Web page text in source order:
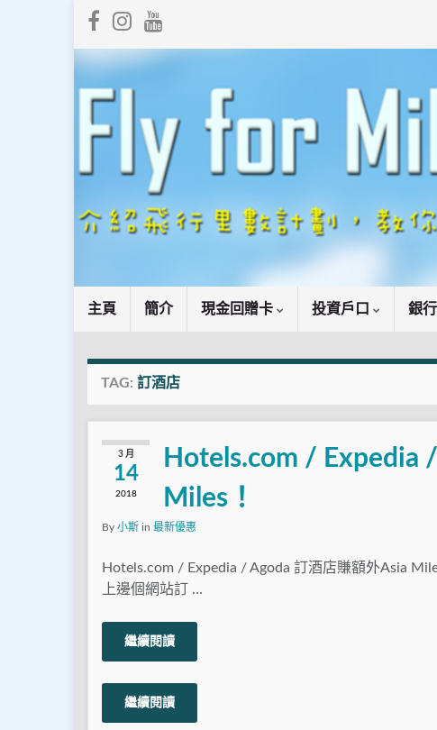
主頁 簡介 現金回贈卡 投資戶口 銀
TAG: 訂酒店
3 月
14
2018
Hotels.com / Expedia
Miles！
By 小斯 in 最新優惠
Hotels.com / Expedia / Agoda 訂酒店賺額外Asia
上邊個網站訂 …
繼續閱讀
繼續閱讀